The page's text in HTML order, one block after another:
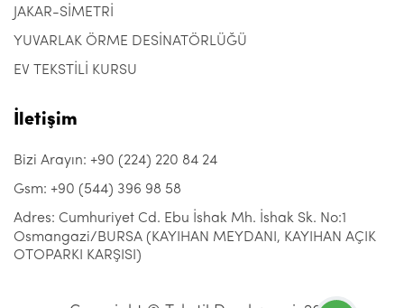
JAKAR-SİMETRİ
YUVARLAK ÖRME DESİNATÖRLÜĞÜ
EV TEKSTİLİ KURSU
İletişim
Bizi Arayın: +90 (224) 220 84 24
Gsm: +90 (544) 396 98 58
Adres: Cumhuriyet Cd. Ebu İshak Mh. İshak Sk. No:1
Osmangazi/BURSA (KAYIHAN MEYDANI, KAYIHAN AÇIK
OTOPARKI KARŞISI)